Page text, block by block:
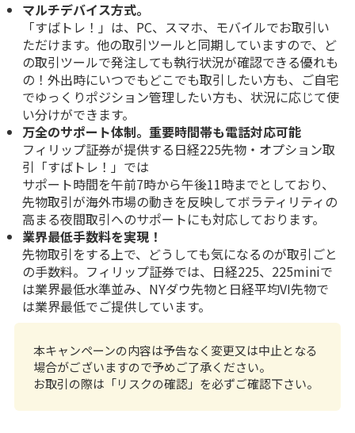
マルチデバイス方式。
「すばトレ！」は、PC、スマホ、モバイルでお取引い
ただけます。他の取引ツールと同期していますので、ど
の取引ツールで発注しても執行状況が確認できる優れも
の！外出時にいつでもどこでも取引したい方も、ご自宅
でゆっくりポジション管理したい方も、状況に応じて使
い分けができます。
万全のサポート体制。重要時間帯も電話対応可能
フィリップ証券が提供する日経225先物・オプション取
引「すばトレ！」では
サポート時間を午前7時から午後11時までとしており、
先物取引が海外市場の動きを反映してボラティリティの
高まる夜間取引へのサポートにも対応しております。
業界最低手数料を実現！
先物取引をする上で、どうしても気になるのが取引ごと
の手数料。フィリップ証券では、日経225、225miniで
は業界最低水準並み、NYダウ先物と日経平均VI先物で
は業界最低でご提供しています。
本キャンペーンの内容は予告なく変更又は中止となる
場合がございますので予めご了承ください。
お取引の際は「リスクの確認」を必ずご確認下さい。